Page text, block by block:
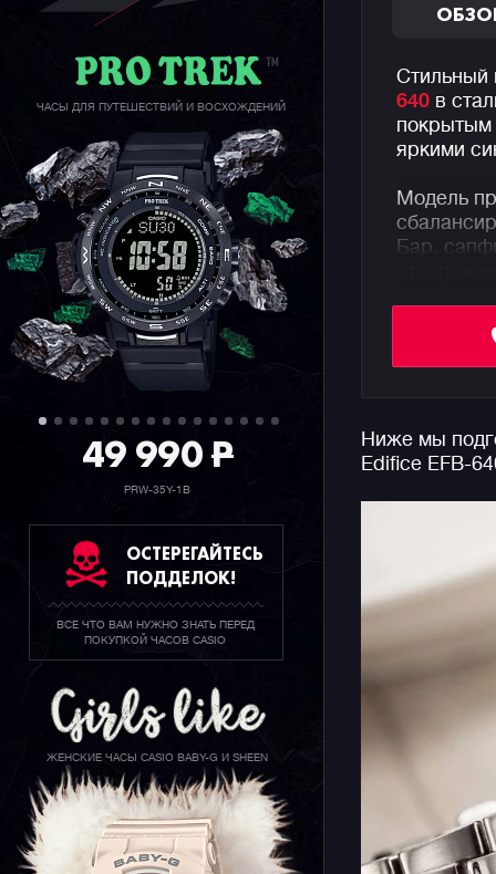
ЧАСЫ ДЛЯ ПУТЕШЕСТВИЙ И ВОСХОЖДЕНИЙ
49 990P
PRW-35Y-1B
ОСТЕРЕГАЙТЕСЬ
ПОДДЕЛОК!
ВСЕ ЧТО ВАМ НУЖНО ЗНАТЬ ПЕРЕД
ПОКУПКОЙ ЧАСОВ CASIO
ЖЕНСКИЕ ЧАСЫ CASIO BABY-G И SHEEN
Стильный
640 в
покрытым
яркими
Модель
Бар,
класс
стальных
делает их
Ниже мы
Edifice EFB-